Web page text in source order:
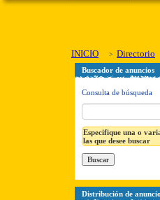
INICIO Directorio
Buscador de anuncios
Consulta de búsqueda
Especifique una o
las que desee buscar
Distribución de